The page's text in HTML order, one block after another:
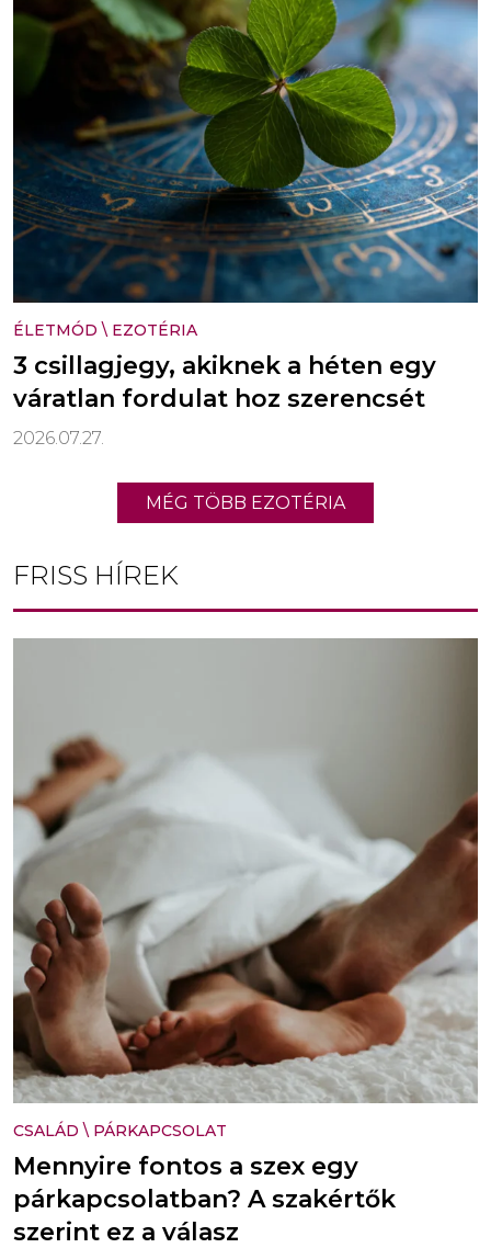
ÉLETMÓD \ EZOTÉRIA
3 csillagjegy, akiknek a héten egy
váratlan fordulat hoz szerencsét
2026.07.27.
MÉG TÖBB EZOTÉRIA
FRISS HÍREK
CSALÁD \ PÁRKAPCSOLAT
Mennyire fontos a szex egy
párkapcsolatban? A szakértők
szerint ez a válasz